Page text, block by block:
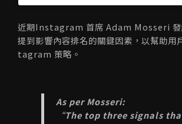
近期Instagram 首席 Adam Mosseri 發
提到影響內容排名的關鍵因素，以幫助用
tagram 策略。
As per Mosseri:
“The top three signals